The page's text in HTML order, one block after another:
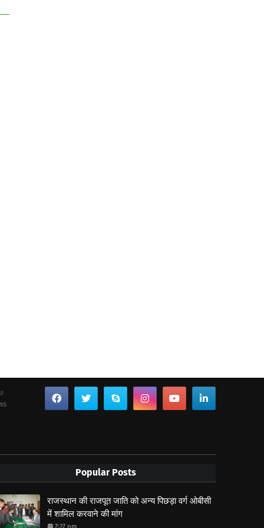
Popular Posts
राजस्थान की राजपूत जाति को अन्य पिछड़ा वर्ग ओबीसी
में शामिल करवाने की मांग
7:27 pm